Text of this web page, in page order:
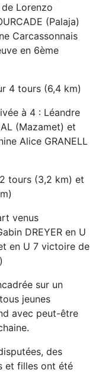
Lorenzo
(Palaja)
Carcassonnais
en 6ème
4 tours (6,4 km)
à 4 : Léandre
(Mazamet) et
Alice GRANELL
tours (3,2 km) et
venus
DREYER en U
en U 7 victoire de
sur un
jeunes
avec peut-être
des
et filles ont été